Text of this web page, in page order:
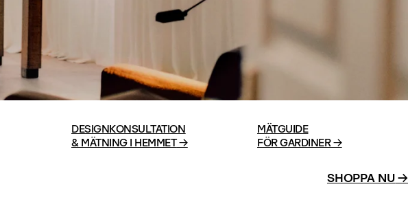
DESIGNKONSULTATION
& MÄTNING I HEMMET →
MÄTGUIDE
FÖR GARDINER →
SHOPPA NU→